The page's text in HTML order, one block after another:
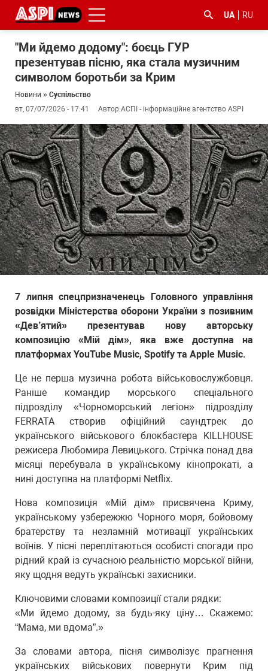
UA RU
"Ми йдемо додому": боєць ГУР
презентував пісню, яка стала музичним
символом боротьби за Крим
Новини » Суспільство
вт, 07/07/2026 - 17:41
Автор:АСПІ - інформаційне агентство ASPI
7 липня спецпризначенець Головного управління
розвідки Міністерства оборони України з позивним
«Дев’ятий» презентував нову авторську
композицію «Мій дім», яка вже доступна на
платформах YouTube Music, Spotify та Apple Music.
Це не перша музична робота військовослужбовця.
Раніше командир морського спеціального
підрозділу «Чорноморський легіон» підрозділу
FERRATA створив офіційний саундтрек до
українського військового блокбастера KILLHOUSE
режисера Любомира Левицького. Стрічка понад два
місяці перебувала в українському кінопрокаті, а
нині доступна на платформі Netflix.
Нова композиція «Мій дім» присвячена Криму,
українському узбережжю Чорного моря, бойовому
братерству та незламній мотивації українських
воїнів. У пісні переплітаються особисті спогади про
рідний край із сучасною реальністю морської війни,
яку щодня ведуть українські захисники.
Ключовими словами композиції стали рядки:
«Ми йдемо додому, за будь-яку ціну… Скажемо:
“Мама, ми вдома”.»
За словами автора, пісня символізує прагнення
українських військових повернути Крим під
#ООС
#боротьба
з
корупцією
#ДФС #Київ #коронавірус